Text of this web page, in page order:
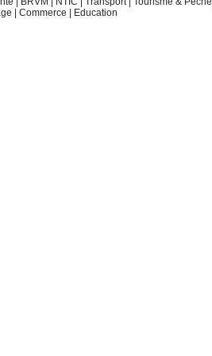
Commerce Education